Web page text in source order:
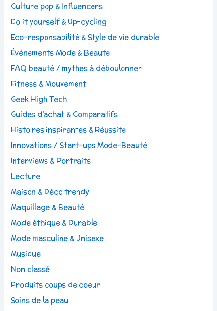
Culture pop & Influencers
Do it yourself & Up-cycling
Eco-responsabilité & Style de vie durable
Événements Mode & Beauté
FAQ beauté / mythes à déboulonner
Fitness & Mouvement
Geek High Tech
Guides d’achat & Comparatifs
Histoires inspirantes & Réussite
Innovations / Start-ups Mode-Beauté
Interviews & Portraits
Lecture
Maison & Déco trendy
Maquillage & Beauté
Mode éthique & Durable
Mode masculine & Unisexe
Musique
Non classé
Produits coups de coeur
Soins de la peau